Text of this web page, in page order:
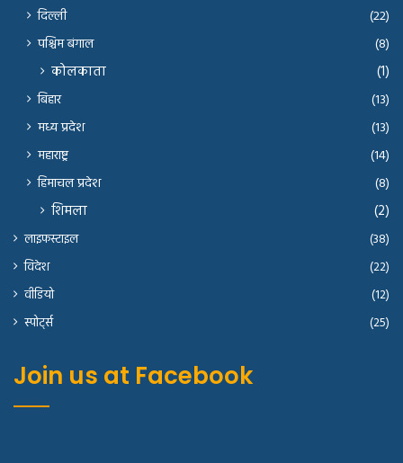
दिल्ली
(22)
पश्चिम बंगाल
(8)
कोलकाता (1)
बिहार
(13)
मध्य प्रदेश
(13)
महाराष्ट्र
(14)
हिमाचल प्रदेश
(8)
शिमला (2)
लाइफस्टाइल
(38)
विदेश
(22)
वीडियो
(12)
स्पोर्ट्स
(25)
Join us at Facebook